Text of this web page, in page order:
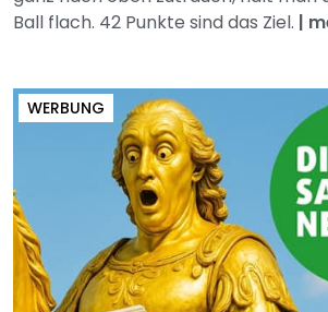
Ball flach. 42 Punkte sind das Ziel. |
WERBUNG